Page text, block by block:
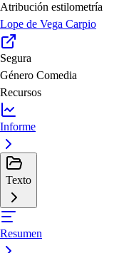
Atribución estilometría
Lope de Vega Carpio
Segura
Género Comedia
Recursos
Informe
Texto
Resumen